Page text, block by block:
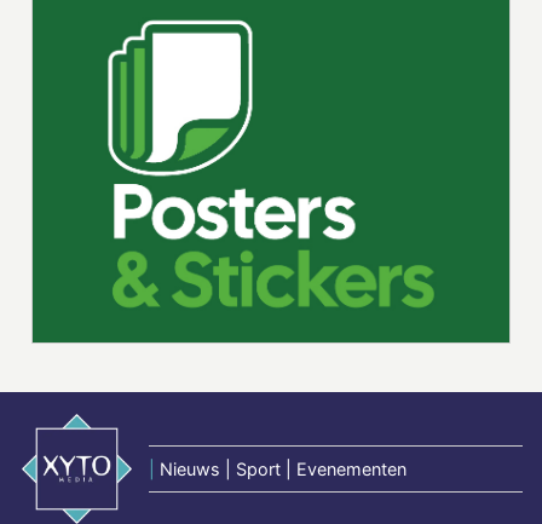
Nieuws | Sport | Evenementen